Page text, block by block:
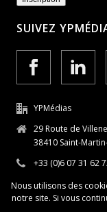
SUIVEZ
YPMédias
29 Route de
38410 Saint-
+33 (0)6 07 31 62
Nous utilisons des
notre site. Si vous